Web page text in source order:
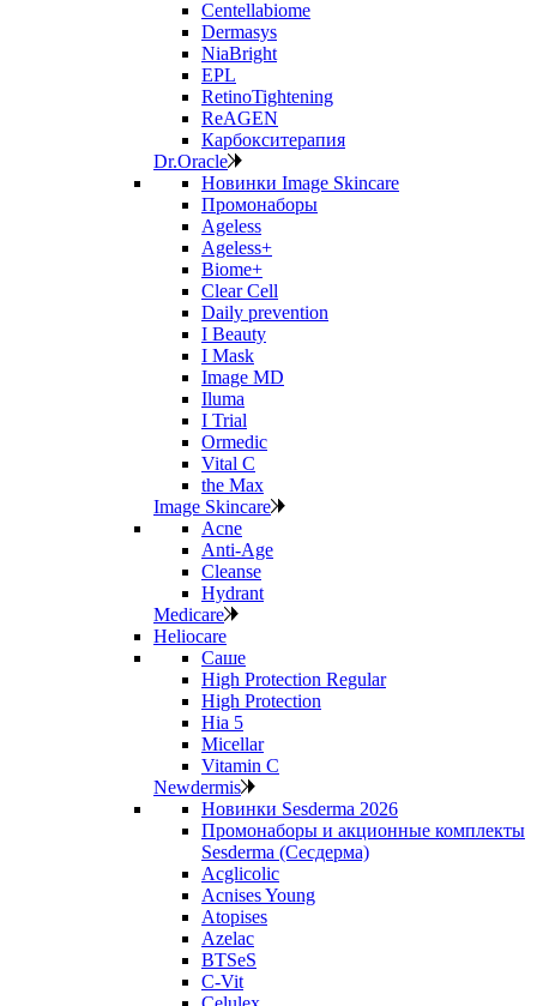
Centellabiome
Dermasys
NiaBright
EPL
RetinoTightening
ReAGEN
Карбокситерапия
Dr.Oracle
Новинки Image Skincare
Промонаборы
Ageless
Ageless+
Biome+
Clear Cell
Daily prevention
I Beauty
I Mask
Image MD
Iluma
I Trial
Ormedic
Vital C
the Max
Image Skincare
Acne
Anti‑Age
Cleanse
Hydrant
Medicare
Heliocare
Саше
High Protection Regular
High Protection
Hia 5
Micellar
Vitamin C
Newdermis
Новинки Sesderma 2026
Промонаборы и акционные комплекты
Sesderma (Сесдерма)
Acglicolic
Acnises Young
Atopises
Azelac
BTSeS
C‑Vit